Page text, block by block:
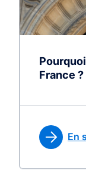
France ?
En